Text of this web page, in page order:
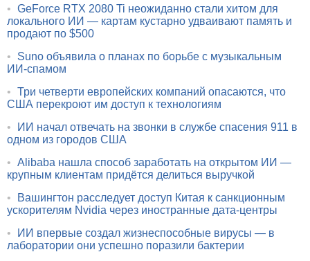
• GeForce RTX 2080 Ti неожиданно стали хитом для
локального ИИ — картам кустарно удваивают память и
продают по $500
•
Suno объявила о планах по борьбе с музыкальным
ИИ-спамом
• Три четверти европейских компаний опасаются, что
США перекроют им доступ к технологиям
•
ИИ начал отвечать на звонки в службе спасения 911 в
одном из городов США
• Alibaba нашла способ заработать на открытом ИИ —
крупным клиентам придётся делиться выручкой
•
Вашингтон расследует доступ Китая к санкционным
ускорителям Nvidia через иностранные дата-центры
•
ИИ впервые создал жизнеспособные вирусы — в
лаборатории они успешно поразили бактерии